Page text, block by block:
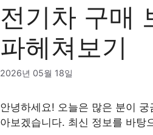
전기차 구매
파헤쳐보기
2026년 05월 18일
안녕하세요! 오늘은 많은 분이 궁
아보겠습니다. 최신 정보를 바탕